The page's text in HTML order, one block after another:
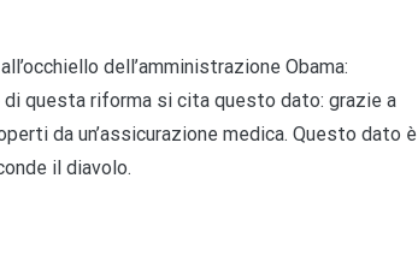
dell’amministrazione Obama:
questa riforma si cita questo dato: grazie a
da un’assicurazione medica. Questo dato è
il diavolo.